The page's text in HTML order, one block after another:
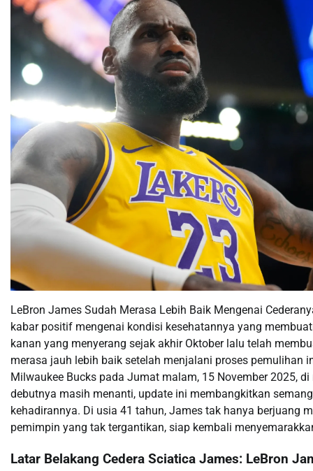
LeBron James Sudah Merasa Lebih Baik Mengenai
kabar positif mengenai kondisi kesehatannya yang
kanan yang menyerang sejak akhir Oktober lalu telah
merasa jauh lebih baik setelah menjalani proses pemulihan
Milwaukee Bucks pada Jumat malam, 15 November 2025,
debutnya masih menanti, update ini membangkitkan
kehadirannya. Di usia 41 tahun, James tak hanya berjuang
pemimpin yang tak tergantikan, siap kembali
Latar Belakang Cedera Sciatica James: LeBron